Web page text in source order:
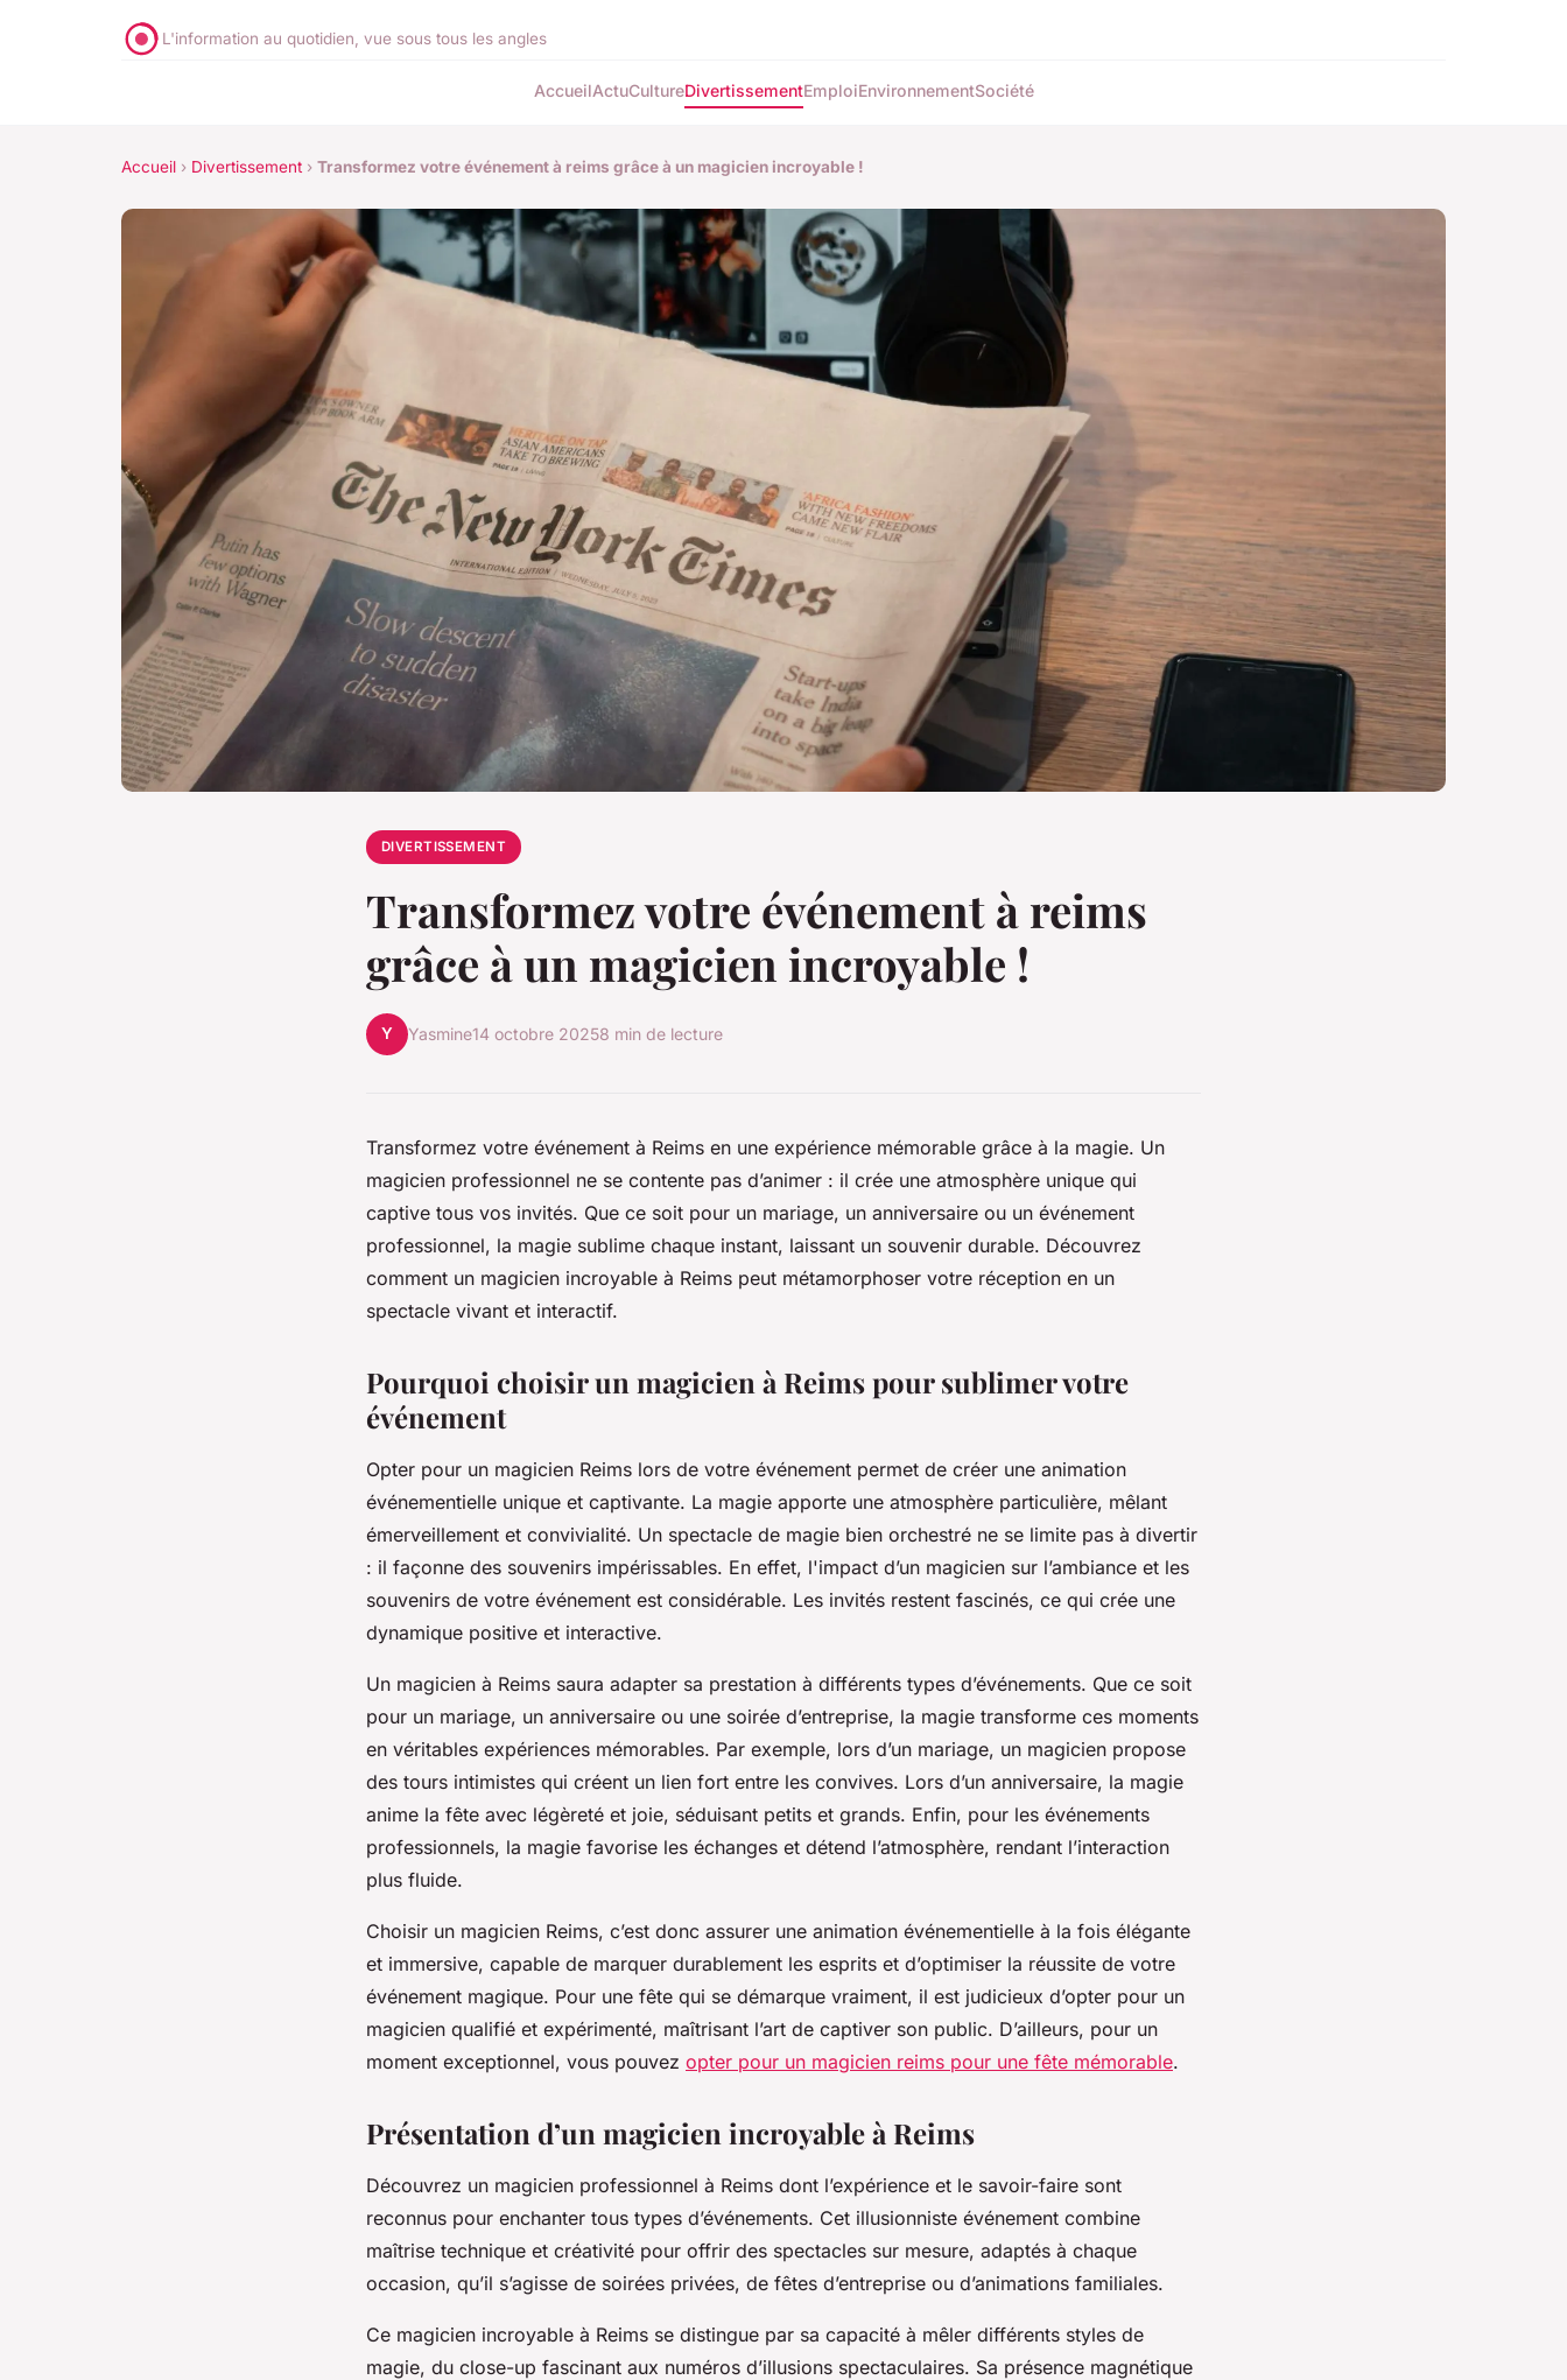
L'information au quotidien, vue sous tous les angles
AccueilActuCultureDivertissementEmploiEnvironnementSociété
Accueil › Divertissement › Transformez votre événement à reims grâce à un magicien incroyable !
DIVERTISSEMENT
Transformez votre événement à reims
grâce à un magicien incroyable !
Y Yasmine14 octobre 20258 min de lecture
Transformez votre événement à Reims en une expérience mémorable grâce à la magie. Un
magicien professionnel ne se contente pas d’animer : il crée une atmosphère unique qui
captive tous vos invités. Que ce soit pour un mariage, un anniversaire ou un événement
professionnel, la magie sublime chaque instant, laissant un souvenir durable. Découvrez
comment un magicien incroyable à Reims peut métamorphoser votre réception en un
spectacle vivant et interactif.
Pourquoi choisir un magicien à Reims pour sublimer votre
événement
Opter pour un magicien Reims lors de votre événement permet de créer une animation
événementielle unique et captivante. La magie apporte une atmosphère particulière, mêlant
émerveillement et convivialité. Un spectacle de magie bien orchestré ne se limite pas à divertir
: il façonne des souvenirs impérissables. En effet, l'impact d’un magicien sur l’ambiance et les
souvenirs de votre événement est considérable. Les invités restent fascinés, ce qui crée une
dynamique positive et interactive.
Un magicien à Reims saura adapter sa prestation à différents types d’événements. Que ce soit
pour un mariage, un anniversaire ou une soirée d’entreprise, la magie transforme ces moments
en véritables expériences mémorables. Par exemple, lors d’un mariage, un magicien propose
des tours intimistes qui créent un lien fort entre les convives. Lors d’un anniversaire, la magie
anime la fête avec légèreté et joie, séduisant petits et grands. Enfin, pour les événements
professionnels, la magie favorise les échanges et détend l’atmosphère, rendant l’interaction
plus fluide.
Choisir un magicien Reims, c’est donc assurer une animation événementielle à la fois élégante
et immersive, capable de marquer durablement les esprits et d’optimiser la réussite de votre
événement magique. Pour une fête qui se démarque vraiment, il est judicieux d’opter pour un
magicien qualifié et expérimenté, maîtrisant l’art de captiver son public. D’ailleurs, pour un
moment exceptionnel, vous pouvez opter pour un magicien reims pour une fête mémorable.
Présentation d’un magicien incroyable à Reims
Découvrez un magicien professionnel à Reims dont l’expérience et le savoir-faire sont
reconnus pour enchanter tous types d’événements. Cet illusionniste événement combine
maîtrise technique et créativité pour offrir des spectacles sur mesure, adaptés à chaque
occasion, qu’il s’agisse de soirées privées, de fêtes d’entreprise ou d’animations familiales.
Ce magicien incroyable à Reims se distingue par sa capacité à mêler différents styles de
magie, du close-up fascinant aux numéros d’illusions spectaculaires. Sa présence magnétique